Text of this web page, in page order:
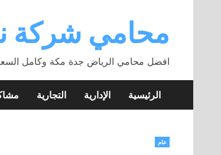
contentمحامي شركة
افضل محامي الرياض جدة مكة وكامل
الرئيسية الإدارية التجارية
عام